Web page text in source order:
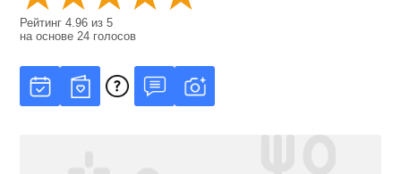
Рейтинг4.96 из5
на основе24 голосов